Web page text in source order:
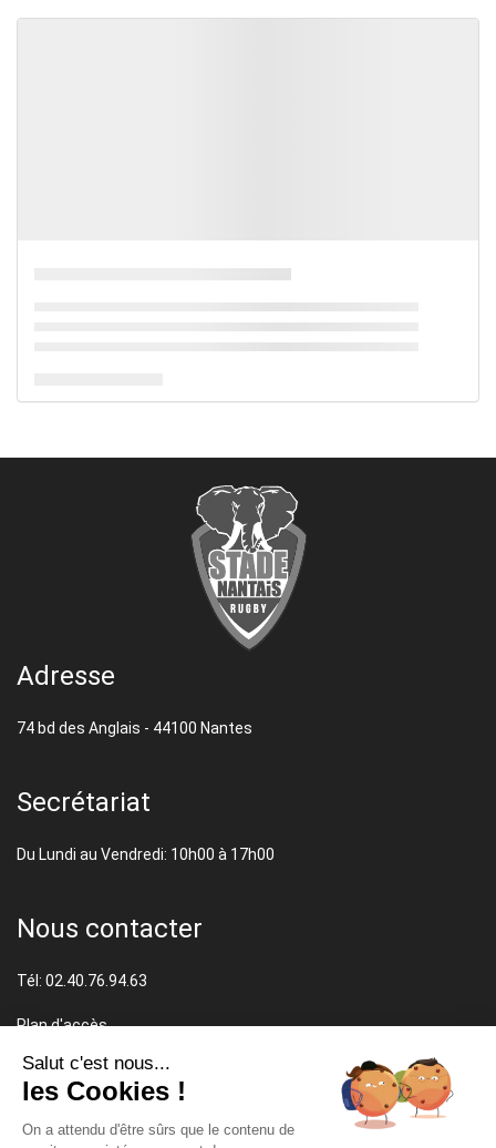
Adresse
74 bd des Anglais - 44100 Nantes
Secrétariat
Du Lundi au Vendredi: 10h00 à 17h00
Nous contacter
Tél: 02.40.76.94.63
Plan d'accès
CGV
Salut c'est nous...
les Cookies !
On a attendu d'être sûrs que le contenu de